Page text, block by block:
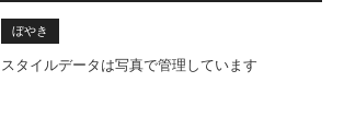
ぼやき
スタイルデータは写真で管理しています